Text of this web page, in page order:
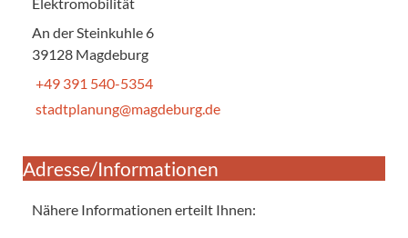
An der Steinkuhle 6
39128 Magdeburg
+49 391 540-5354
stadtplanung@magdeburg.de
Adresse/Informationen
Nähere Informationen erteilt Ihnen: